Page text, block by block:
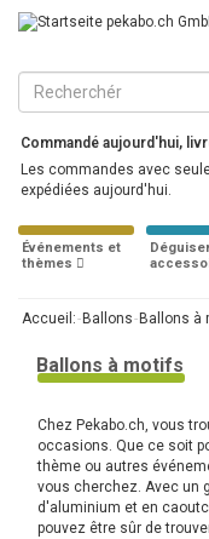
Commandé aujourd'hui,
Les commandes avec
expédiées aujourd'hui.
Événements et
thèmes
Accueil: Ballons Ballons à
Ballons à motifs
Chez Pekabo.ch, vous
occasions. Que ce soit
thème ou autres
vous cherchez. Avec un
d'aluminium et en
pouvez être sûr de